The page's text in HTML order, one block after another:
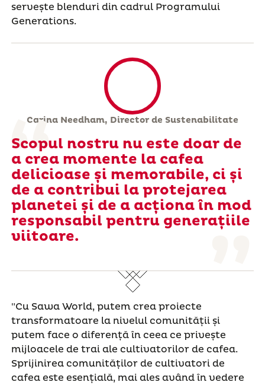
servește blenduri din cadrul Programului
Generations.
Carina Needham, Director de Sustenabilitate
Scopul nostru nu este doar de
a crea momente la cafea
delicioase și memorabile, ci și
de a contribui la protejarea
planetei și de a acționa în mod
responsabil pentru generațiile
viitoare.
"Cu Sawa World, putem crea proiecte
transformatoare la nivelul comunității și
putem face o diferență în ceea ce privește
mijloacele de trai ale cultivatorilor de cafea.
Sprijinirea comunităților de cultivatori de
cafea este esențială, mai ales având în vedere